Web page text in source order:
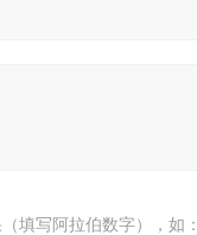
填写阿拉伯数字），如